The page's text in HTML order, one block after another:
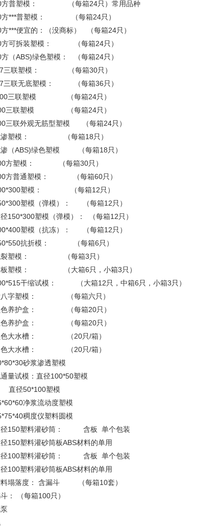
方普塑模： （每箱24只）常用品种
方***普塑模： （每箱24只）
***便宜的：（没商标） （每箱24只）
方可拆装塑模： （每箱24只）
（ABS)绿色塑模： （每箱24只）
三联塑模： （每箱30只）
三联无底塑模： （每箱36只）
三联塑模 （每箱24只）
三联塑模 （每箱24只）
三联外观无筋型塑模 （每箱24只）
渗塑模： （每箱18只）
渗（ABS)绿色塑模 （每箱18只）
方塑模： （每箱30只）
方普通塑模： （每箱60只）
塑模： （每箱12只）
塑模（弹模）： （每箱12只）
150*300塑模（弹模）： （每箱12只）
塑模（抗冻）： （每箱12只）
抗折模： （每箱6只）
裂塑模： （每箱3只）
板塑模： （大箱6只，小箱3只）
干缩试模： （大箱12只，中箱6只，小箱3只）
八字塑模： （每箱六只）
色养护盒： （每箱20只）
色养护盒： （每箱20只）
色大水槽： （20只/箱）
色大水槽： （20只/箱）
砂浆渗透塑模
量试模：直径100*50塑模
50*100塑模
净浆流动度塑模
稠度仪塑料圆模
径150塑料灌砂筒： 含板 单个包装
150塑料灌砂筒板ABS材料的单用
径100塑料灌砂筒： 含板 单个包装
100塑料灌砂筒板ABS材料的单用
料塌落度： 含漏斗 （每箱10套）
： （每箱100只）